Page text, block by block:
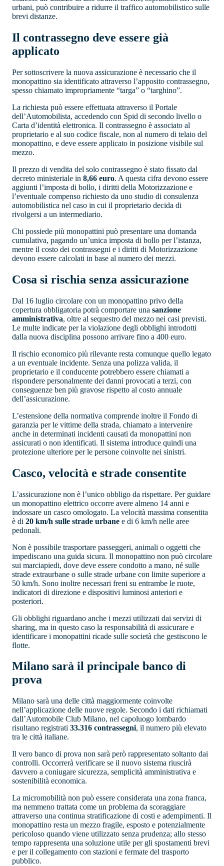
urbani, può contribuire a ridurre il traffico automobilistico sulle
brevi distanze.
Il contrassegno deve essere già
applicato
Per sottoscrivere la nuova assicurazione è necessario che il
monopattino sia identificato attraverso l’apposito contrassegno,
spesso chiamato impropriamente “targa” o “targhino”.
La richiesta può essere effettuata attraverso il Portale
dell’Automobilista, accedendo con Spid di secondo livello o
Carta d’identità elettronica. Il contrassegno è associato al
proprietario e al suo codice fiscale, non al numero di telaio del
monopattino, e deve essere applicato in posizione visibile sul
mezzo.
Il prezzo di vendita del solo contrassegno è stato fissato dal
decreto ministeriale in 8,66 euro. A questa cifra devono essere
aggiunti l’imposta di bollo, i diritti della Motorizzazione e
l’eventuale compenso richiesto da uno studio di consulenza
automobilistica nel caso in cui il proprietario decida di
rivolgersi a un intermediario.
Chi possiede più monopattini può presentare una domanda
cumulativa, pagando un’unica imposta di bollo per l’istanza,
mentre il costo dei contrassegni e i diritti di Motorizzazione
devono essere calcolati in base al numero dei mezzi.
Cosa si rischia senza assicurazione
Dal 16 luglio circolare con un monopattino privo della
copertura obbligatoria potrà comportare una sanzione
amministrativa, oltre al sequestro del mezzo nei casi previsti.
Le multe indicate per la violazione degli obblighi introdotti
dalla nuova disciplina possono arrivare fino a 400 euro.
Il rischio economico più rilevante resta comunque quello legato
a un eventuale incidente. Senza una polizza valida, il
proprietario e il conducente potrebbero essere chiamati a
rispondere personalmente dei danni provocati a terzi, con
conseguenze ben più gravose rispetto al costo annuale
dell’assicurazione.
L’estensione della normativa comprende inoltre il Fondo di
garanzia per le vittime della strada, chiamato a intervenire
anche in determinati incidenti causati da monopattini non
assicurati o non identificati. Il sistema introduce quindi una
protezione ulteriore per le persone coinvolte nei sinistri.
Casco, velocità e strade consentite
L’assicurazione non è l’unico obbligo da rispettare. Per guidare
un monopattino elettrico occorre avere almeno 14 anni e
indossare un casco omologato. La velocità massima consentita
è di 20 km/h sulle strade urbane e di 6 km/h nelle aree
pedonali.
Non è possibile trasportare passeggeri, animali o oggetti che
impediscano una guida sicura. Il monopattino non può circolare
sui marciapiedi, dove deve essere condotto a mano, né sulle
strade extraurbane o sulle strade urbane con limite superiore a
50 km/h. Sono inoltre necessari freni su entrambe le ruote,
indicatori di direzione e dispositivi luminosi anteriori e
posteriori.
Gli obblighi riguardano anche i mezzi utilizzati dai servizi di
sharing, ma in questo caso la responsabilità di assicurare e
identificare i monopattini ricade sulle società che gestiscono le
flotte.
Milano sarà il principale banco di
prova
Milano sarà una delle città maggiormente coinvolte
nell’applicazione delle nuove regole. Secondo i dati richiamati
dall’Automobile Club Milano, nel capoluogo lombardo
risultano registrati 33.316 contrassegni, il numero più elevato
tra le città italiane.
Il vero banco di prova non sarà però rappresentato soltanto dai
controlli. Occorrerà verificare se il nuovo sistema riuscirà
davvero a coniugare sicurezza, semplicità amministrativa e
sostenibilità economica.
La micromobilità non può essere considerata una zona franca,
ma nemmeno trattata come un problema da scoraggiare
attraverso una continua stratificazione di costi e adempimenti. Il
monopattino resta un mezzo fragile, esposto e potenzialmente
pericoloso quando viene utilizzato senza prudenza; allo stesso
tempo rappresenta una soluzione utile per gli spostamenti brevi
e per il collegamento con stazioni e fermate del trasporto
pubblico.